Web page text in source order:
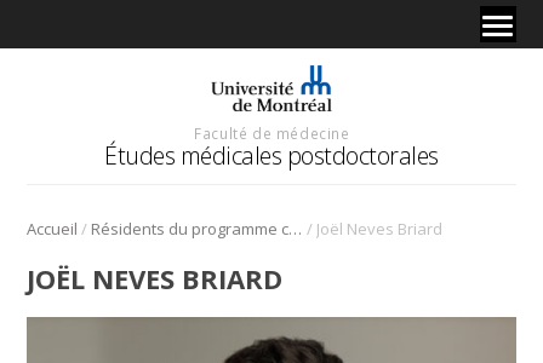
Faculté de médecine
Études médicales postdoctorales
Accueil / Résidents du programme cliniciens-chercheurs / Joël Neves Briard
JOËL NEVES BRIARD